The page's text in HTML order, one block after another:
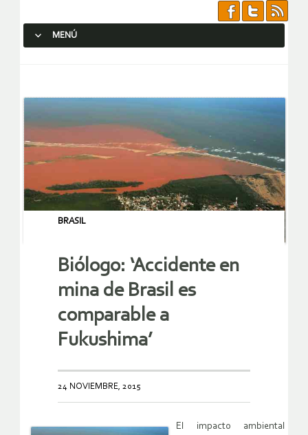
MENÚ
BRASIL
Biólogo: ‘Accidente en
mina de Brasil es
comparable a
Fukushima’
24 NOVIEMBRE, 2015
El impacto ambiental